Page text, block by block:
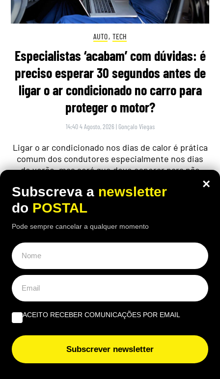
AUTO, TECH
Especialistas ‘acabam’ com dúvidas: é
preciso esperar 30 segundos antes de
ligar o ar condicionado no carro para
proteger o motor?
14:40 4 Agosto, 2026 | Gonçalo Viegas
Ligar o ar condicionado nos dias de calor é prática
comum dos condutores especialmente nos dias
de verão, mas será que deve esperar para não
ÚLTIMAS NOTÍCIAS
PCP saúda trabalhadores que participaram em jornada
de luta no Algarve
Banco de Espanha faz aviso a quem paga com
contactless (sem PIN): nunca faça isto antes de
confirmar o valor
Autoridades espanholas alertam para nova “invasão” de
migrantes ilegais em Ceuta já nesta data
×
Subscreva a newsletter
do POSTAL
Pode sempre cancelar a qualquer momento
ACEITO RECEBER COMUNICAÇÕES POR EMAIL
Subscrever newsletter